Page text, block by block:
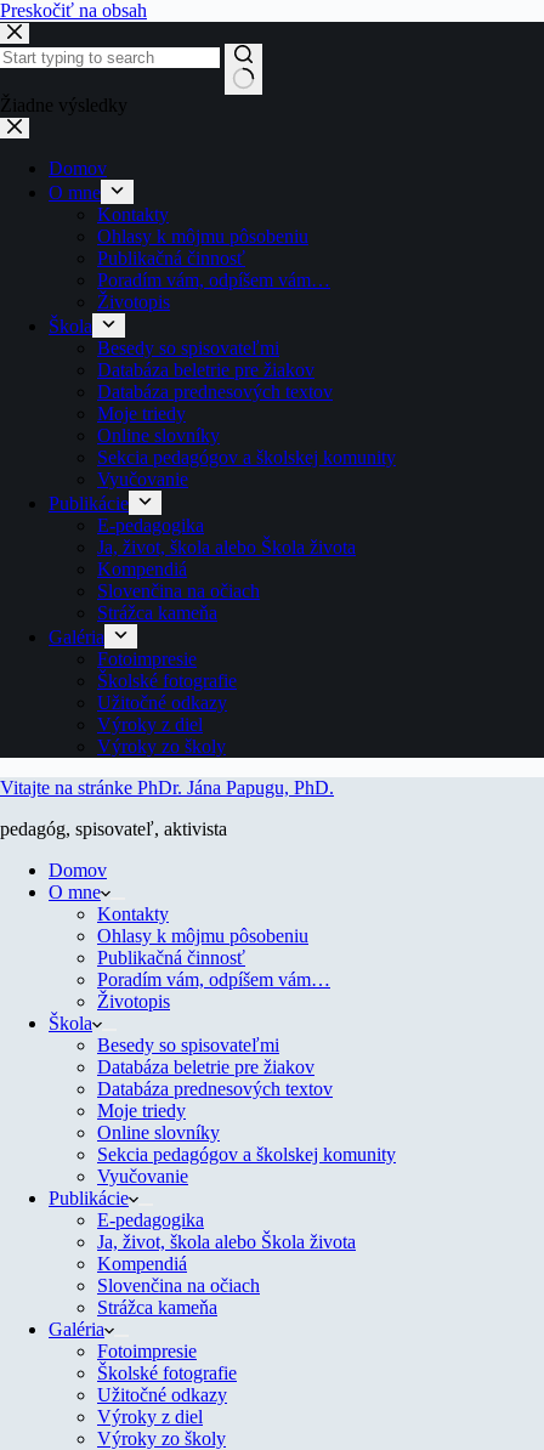
Preskočiť na obsah
Žiadne výsledky
Domov
O mne
Kontakty
Ohlasy k môjmu pôsobeniu
Publikačná činnosť
Poradím vám, odpíšem vám…
Životopis
Škola
Besedy so spisovateľmi
Databáza beletrie pre žiakov
Databáza prednesových textov
Moje triedy
Online slovníky
Sekcia pedagógov a školskej komunity
Vyučovanie
Publikácie
E-pedagogika
Ja, život, škola alebo Škola života
Kompendiá
Slovenčina na očiach
Strážca kameňa
Galéria
Fotoimpresie
Školské fotografie
Užitočné odkazy
Výroky z diel
Výroky zo školy
Vitajte na stránke PhDr. Jána Papugu, PhD.
pedagóg, spisovateľ, aktivista
Domov
O mne
Kontakty
Ohlasy k môjmu pôsobeniu
Publikačná činnosť
Poradím vám, odpíšem vám…
Životopis
Škola
Besedy so spisovateľmi
Databáza beletrie pre žiakov
Databáza prednesových textov
Moje triedy
Online slovníky
Sekcia pedagógov a školskej komunity
Vyučovanie
Publikácie
E-pedagogika
Ja, život, škola alebo Škola života
Kompendiá
Slovenčina na očiach
Strážca kameňa
Galéria
Fotoimpresie
Školské fotografie
Užitočné odkazy
Výroky z diel
Výroky zo školy